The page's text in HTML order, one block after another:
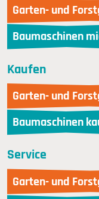
Garten- und
Baumaschinen
Kaufen
Garten- und
Baumaschinen
Service
Garten- und